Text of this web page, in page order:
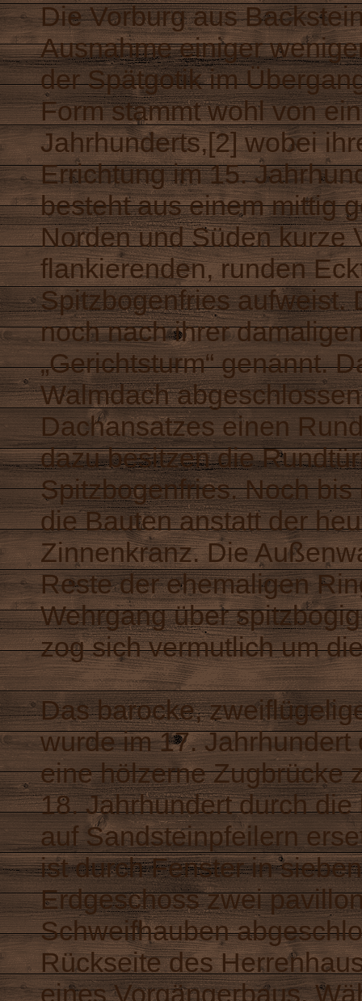
Die Vorburg aus
Ausnahme einiger
der Spätgotik im
Form stammt wohl von
Jahrhunderts,[2] wobei
Errichtung im 15.
besteht aus einem mittig
Norden und Süden kurze
flankierenden, runden
Spitzbogenfries aufweist.
noch nach ihrer
„Gerichtsturm“ genannt.
Walmdach
Dachansatzes einen
dazu besitzen die
Spitzbogenfries. Noch
die Bauten anstatt der
Zinnenkranz. Die
Reste der ehemaligen
Wehrgang über
zog sich vermutlich um
Das barocke,
wurde im 17.
eine hölzerne Zugbrücke
18. Jahrhundert durch
auf Sandsteinpfeilern
ist durch Fenster in
Erdgeschoss zwei
Schweifhauben
Rückseite des
eines Vorgängerbaus.